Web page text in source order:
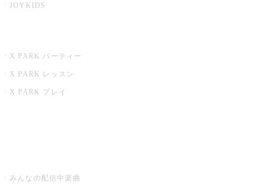
JOYKIDS
X PARK パーティー
X PARK レッスン
X PARK プレイ
みんなの配信中楽曲